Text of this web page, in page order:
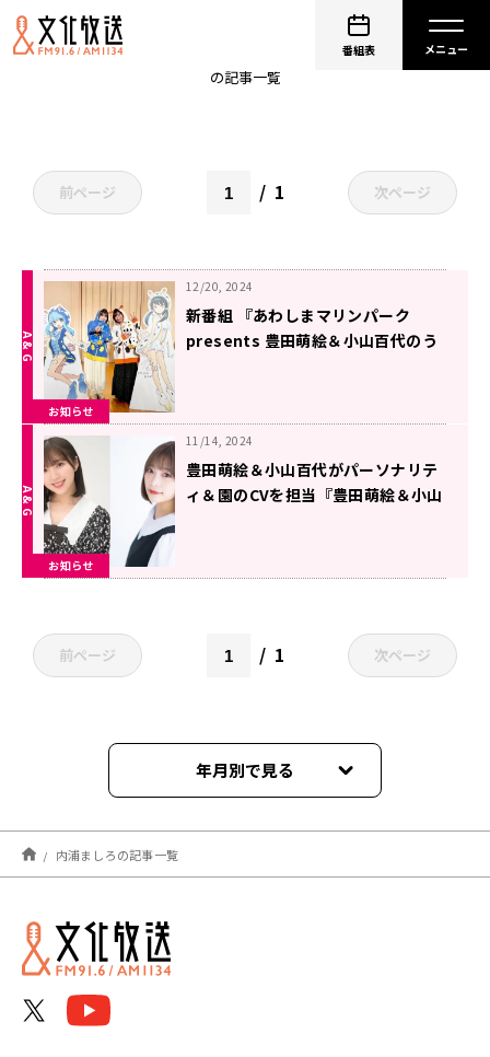
番組表
の記事一覧
前ページ 1 次ページ
お知らせ
12/20, 2024
新番組 『あわしまマリンパーク
presents 豊田萌絵＆小山百代のう
お知らせ
11/14, 2024
豊田萌絵＆小山百代がパーソナリテ
ィ＆園のCVを担当『豊田萌絵＆小山
前ページ 1 次ページ
年月別で見る
2024年12月
2024年11月
内浦ましろの記事一覧